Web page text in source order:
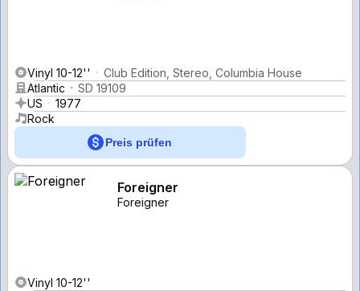
Vinyl 10-12''
Club Edition, Stereo, Columbia House
Atlantic
SD 19109
US
1977
Rock
Preis prüfen
Foreigner
Foreigner
Vinyl 10-12''